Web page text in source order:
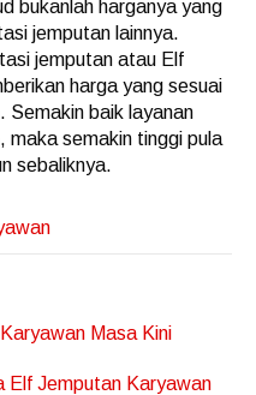
bukanlah harganya yang
jemputan lainnya.
jemputan atau Elf
harga yang sesuai
Semakin baik layanan
semakin tinggi pula
sebaliknya.
Masa Kini
Elf Jemputan Karyawan